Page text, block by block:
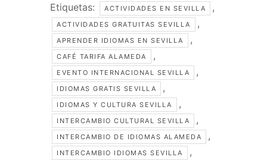
Etiquetas: ACTIVIDADES EN SEVILLA ,
ACTIVIDADES GRATUITAS SEVILLA ,
APRENDER IDIOMAS EN SEVILLA ,
CAFÉ TARIFA ALAMEDA ,
EVENTO INTERNACIONAL SEVILLA ,
IDIOMAS GRATIS SEVILLA ,
IDIOMAS Y CULTURA SEVILLA ,
INTERCAMBIO CULTURAL SEVILLA ,
INTERCAMBIO DE IDIOMAS ALAMEDA ,
INTERCAMBIO IDIOMAS SEVILLA ,